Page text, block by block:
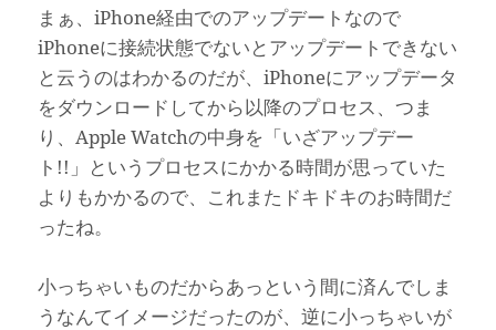
まぁ、iPhone経由でのアップデートなので
iPhoneに接続状態でないとアップデートできない
と云うのはわかるのだが、iPhoneにアップデータ
をダウンロードしてから以降のプロセス、つま
り、Apple Watchの中身を「いざアップデー
ト!!」というプロセスにかかる時間が思っていた
よりもかかるので、これまたドキドキのお時間だ
ったね。
小っちゃいものだからあっという間に済んでしま
うなんてイメージだったのが、逆に小っちゃいが